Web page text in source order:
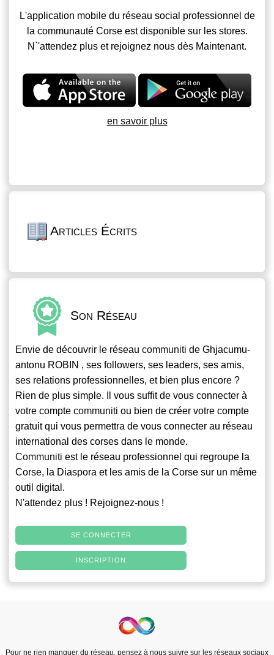
L'application mobile du réseau social professionnel de
la communauté Corse est disponible sur les stores.
N`'attendez plus et rejoignez nous dès Maintenant.
en savoir plus
Articles Écrits
Son Réseau
Envie de découvrir le réseau communiti de Ghjacumu-
antonu ROBIN , ses followers, ses leaders, ses amis,
ses relations professionnelles, et bien plus encore ?
Rien de plus simple. Il vous suffit de vous connecter à
votre compte communiti ou bien de créer votre compte
gratuit qui vous permettra de vous connecter au réseau
international des corses dans le monde.
Communiti est le réseau professionnel qui regroupe la
Corse, la Diaspora et les amis de la Corse sur un même
outil digital.
N'attendez plus ! Rejoignez-nous !
SE CONNECTER
INSCRIPTION
Pour ne rien manquer du réseau, pensez à nous suivre sur les réseaux sociaux